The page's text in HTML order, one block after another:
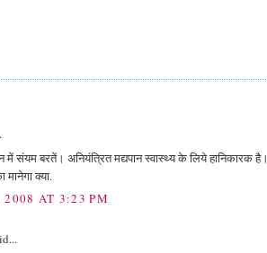
में संयम बरतें। अनियंत्रित मद्यपान स्वास्थ्य के लिये हानिकारक है।
क्या.
2008 AT 3:23 PM